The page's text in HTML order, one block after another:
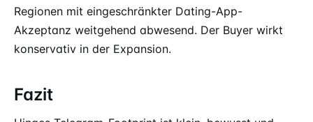
Regionen mit eingeschränkter Dating-App-
Akzeptanz weitgehend abwesend. Der Buyer wirkt
konservativ in der Expansion.
Fazit